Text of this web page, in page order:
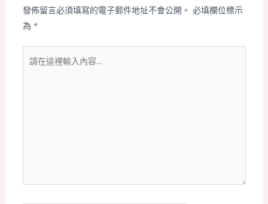
發佈留言必須填寫的電子郵件地址不會公開。 必填欄位標示
為 *
在